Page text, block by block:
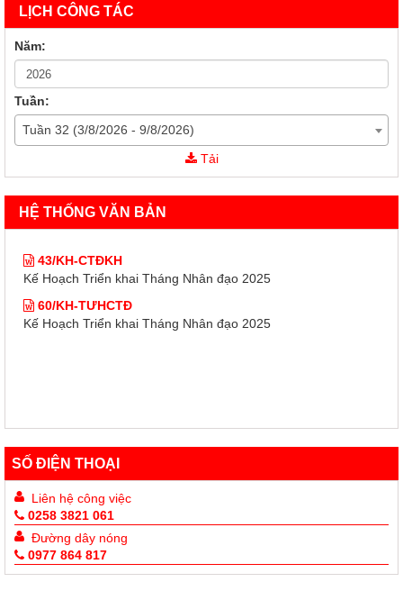
LỊCH CÔNG TÁC
Năm:
Tuần:
Tuần 32 (3/8/2026 - 9/8/2026)
Tải
HỆ THỐNG VĂN BẢN
60/KH-TƯHCTĐ
Kế Hoạch Triển khai Tháng Nhân đạo 2025
Kế Hoạch Triển khai Tháng Nhân đạo 2025
Kế Hoạch Triển khai Tháng Nhân đạo 2025
SỐ ĐIỆN THOẠI
Liên hệ công việc
0258 3821 061
Đường dây nóng
0977 864 817